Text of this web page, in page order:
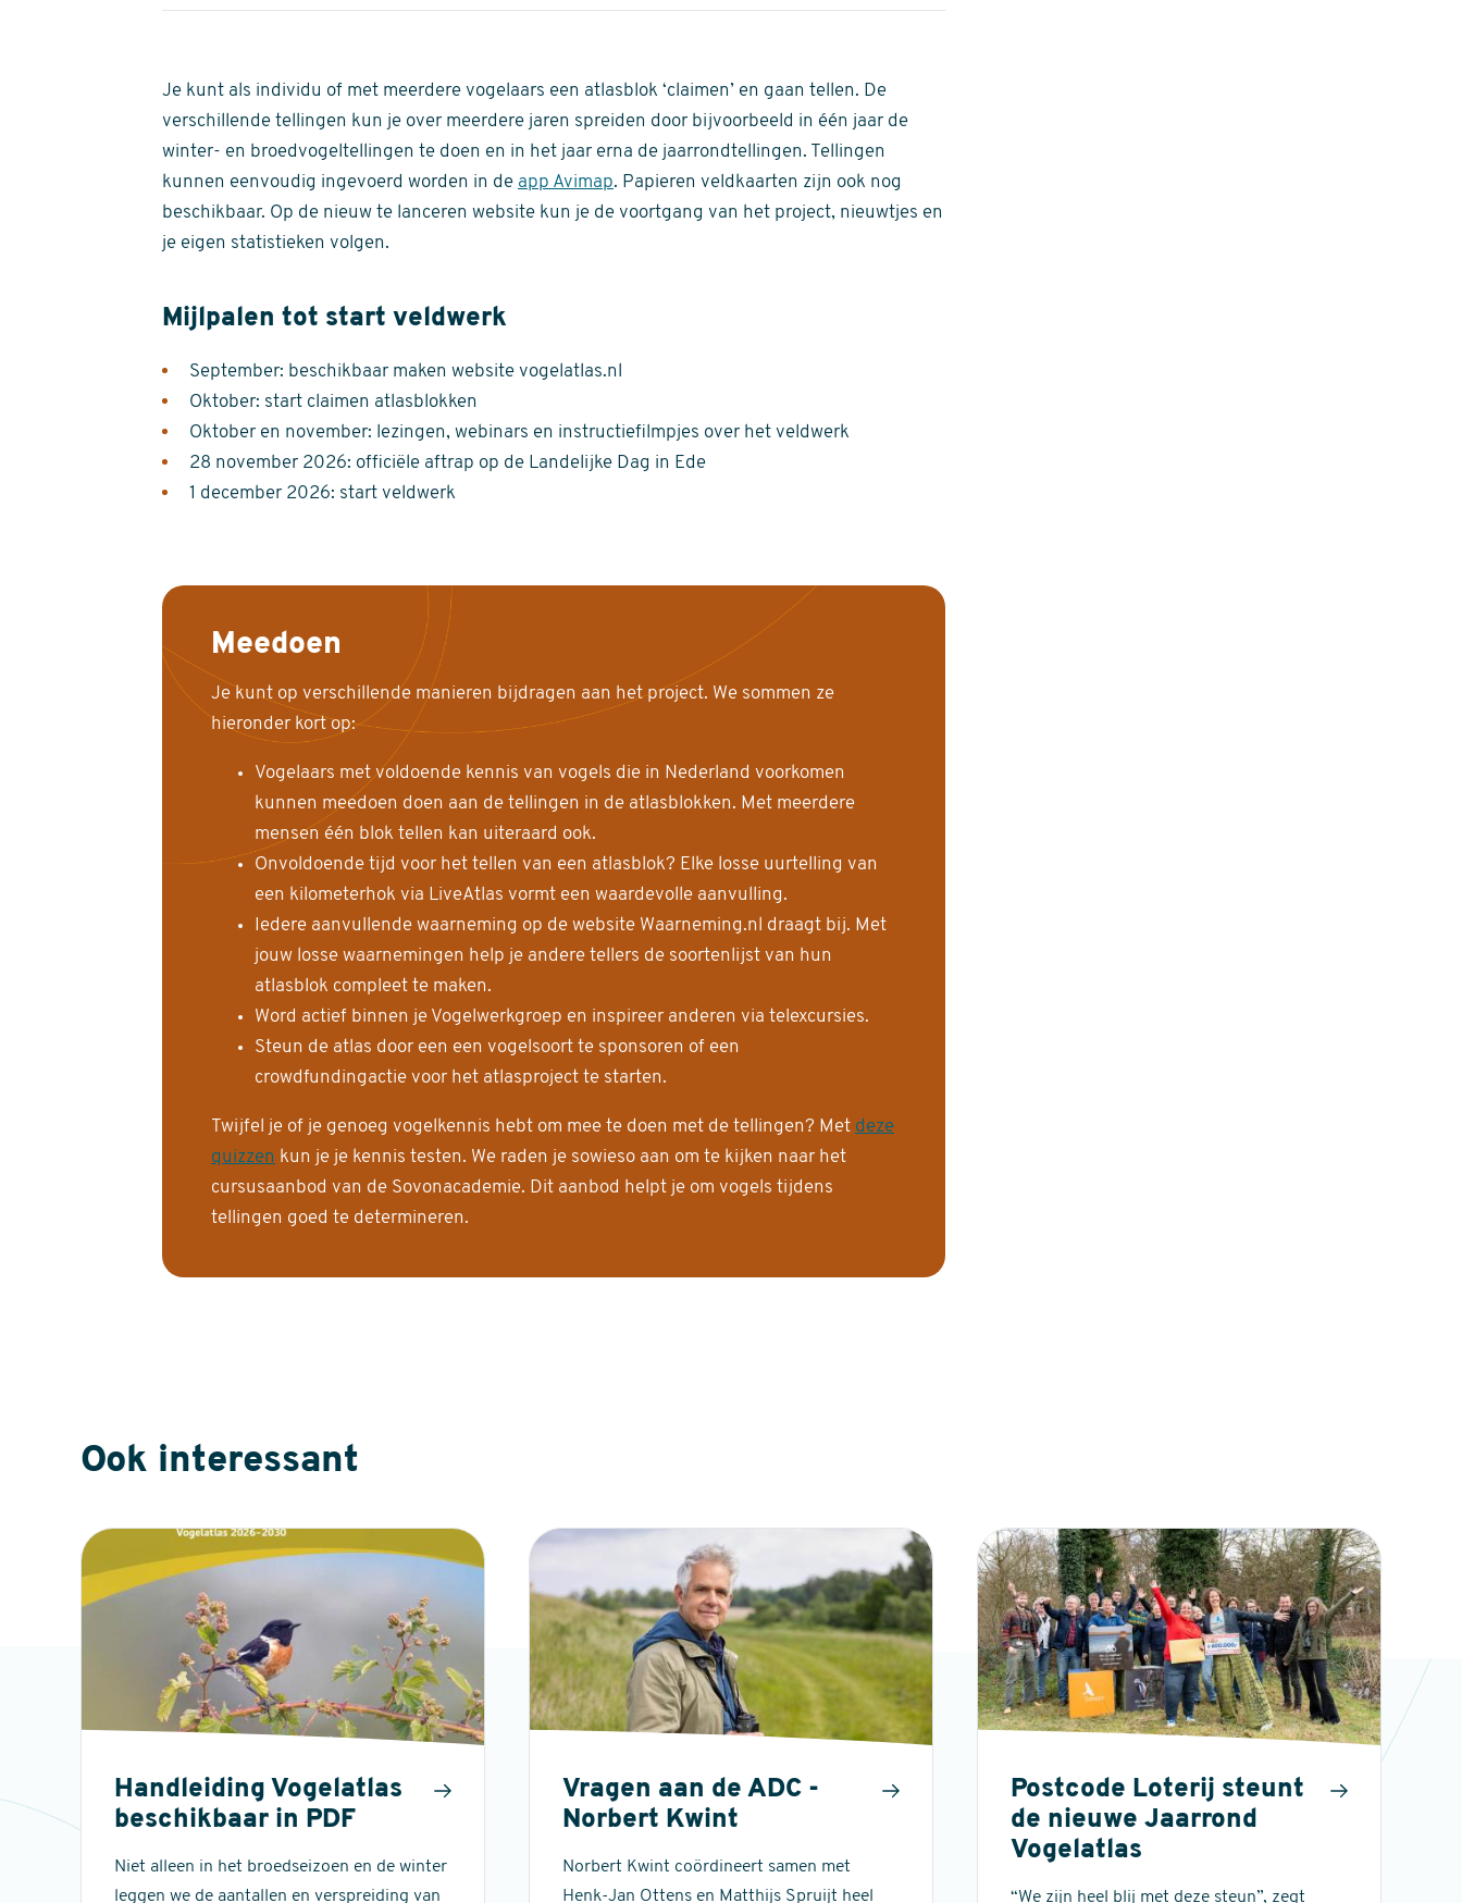
Je kunt als individu of met meerdere vogelaars een atlasblok ‘claimen’ en gaan tellen. De
verschillende tellingen kun je over meerdere jaren spreiden door bijvoorbeeld in één jaar de
winter- en broedvogeltellingen te doen en in het jaar erna de jaarrondtellingen. Tellingen
kunnen eenvoudig ingevoerd worden in de app Avimap. Papieren veldkaarten zijn ook nog
beschikbaar. Op de nieuw te lanceren website kun je de voortgang van het project, nieuwtjes en
je eigen statistieken volgen.
Mijlpalen tot start veldwerk
September: beschikbaar maken website vogelatlas.nl
Oktober: start claimen atlasblokken
Oktober en november: lezingen, webinars en instructiefilmpjes over het veldwerk
28 november 2026: officiële aftrap op de Landelijke Dag in Ede
1 december 2026: start veldwerk
Meedoen
Je kunt op verschillende manieren bijdragen aan het project. We sommen ze
hieronder kort op:
Vogelaars met voldoende kennis van vogels die in Nederland voorkomen
kunnen meedoen doen aan de tellingen in de atlasblokken. Met meerdere
mensen één blok tellen kan uiteraard ook.
Onvoldoende tijd voor het tellen van een atlasblok? Elke losse uurtelling van
een kilometerhok via LiveAtlas vormt een waardevolle aanvulling.
Iedere aanvullende waarneming op de website Waarneming.nl draagt bij. Met
jouw losse waarnemingen help je andere tellers de soortenlijst van hun
atlasblok compleet te maken.
Word actief binnen je Vogelwerkgroep en inspireer anderen via telexcursies.
Steun de atlas door een een vogelsoort te sponsoren of een
crowdfundingactie voor het atlasproject te starten.
Twijfel je of je genoeg vogelkennis hebt om mee te doen met de tellingen? Met deze
quizzen kun je je kennis testen. We raden je sowieso aan om te kijken naar het
cursusaanbod van de Sovonacademie. Dit aanbod helpt je om vogels tijdens
tellingen goed te determineren.
Ook interessant
Handleiding Vogelatlas
beschikbaar in PDF
Niet alleen in het broedseizoen en de winter
leggen we de aantallen en verspreiding van
Vragen aan de ADC -
Norbert Kwint
Norbert Kwint coördineert samen met
Henk-Jan Ottens en Matthijs Spruijt heel
Postcode Loterij steunt
de nieuwe Jaarrond
Vogelatlas
“We zijn heel blij met deze steun”, zegt